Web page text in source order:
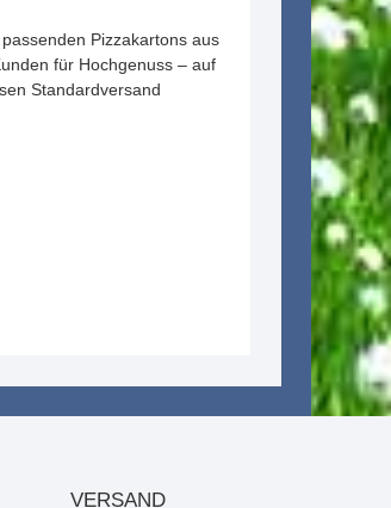
Pizzakartons aus
für Hochgenuss – auf
Standardversand
VERSAND